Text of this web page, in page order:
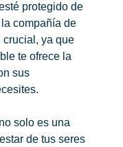
protegido de
compañía de
ya que
te ofrece la
sus
solo es una
de tus seres